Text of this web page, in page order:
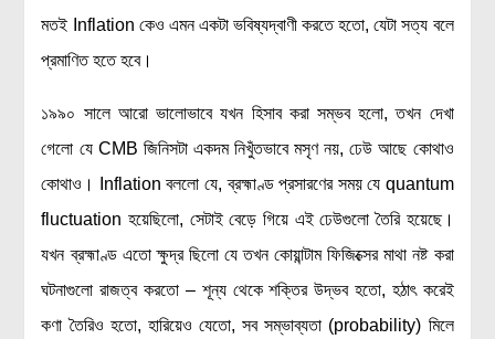
কার্ল সেগান
বিশেষ পাতা
টাইমলাইন
প্রশ্নমালা
অন্যান্য
মতই Inflation কেও এমন একটা ভবিষ্যদ্বাণী করতে হতো, যেটা সত্য বলে
প্রমাণিত হতে হবে।
১৯৯০ সালে আরো ভালোভাবে যখন হিসাব করা সম্ভব হলো, তখন দেখা
গেলো যে CMB জিনিসটা একদম নিখুঁতভাবে মসৃণ নয়, ঢেউ আছে কোথাও
কোথাও। Inflation বললো যে, ব্রহ্মাণ্ড প্রসারণের সময় যে quantum
fluctuation হয়েছিলো, সেটাই বেড়ে গিয়ে এই ঢেউগুলো তৈরি হয়েছে।
যখন ব্রহ্মাণ্ড এতো ক্ষুদ্র ছিলো যে তখন কোয়ান্টাম ফিজিক্সের মাথা নষ্ট করা
ঘটনাগুলো রাজত্ব করতো – শূন্য থেকে শক্তির উদ্ভব হতো, হঠাৎ করেই
কণা তৈরিও হতো, হারিয়েও যেতো, সব সম্ভাব্যতা (probability) মিলে